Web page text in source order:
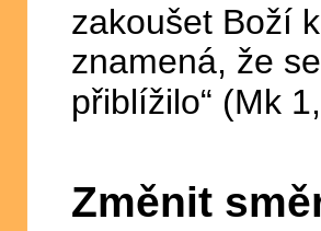
zakoušet Boží
znamená, že
přiblížilo“ (Mk
Změnit